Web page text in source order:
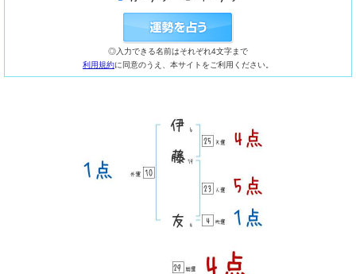
◎入力できる名前はそれぞれ4文字まで
利用規約に同意のうえ、本サイトをご利用ください。